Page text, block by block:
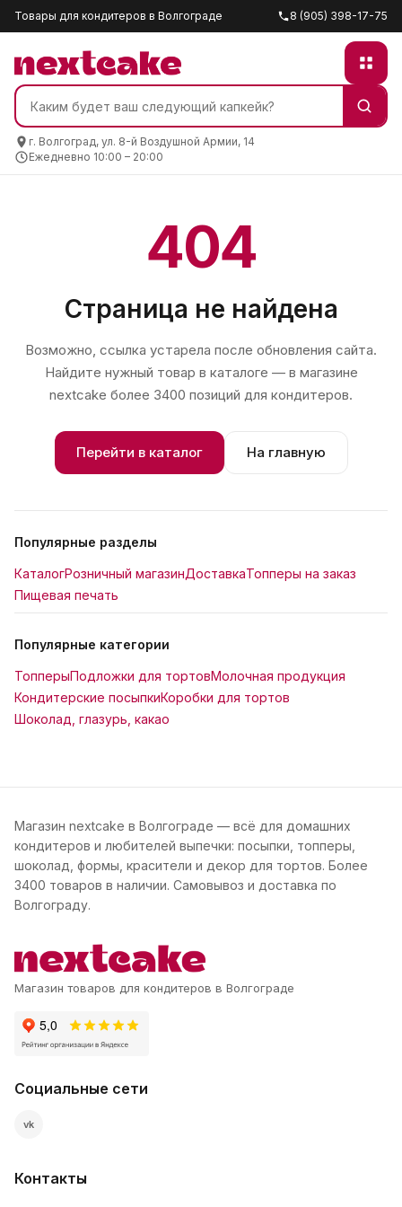
Товары для кондитеров в Волгограде 8 (905) 398-17-75
г. Волгоград, ул. 8-й Воздушной Армии, 14
Ежедневно 10:00 – 20:00
404
Страница не найдена
Возможно, ссылка устарела после обновления сайта.
Найдите нужный товар в каталоге — в магазине
nextcake более 3400 позиций для кондитеров.
Перейти в каталог На главную
Популярные разделы
КаталогРозничный магазинДоставкаТопперы на заказ
Пищевая печать
Популярные категории
ТопперыПодложки для тортовМолочная продукция
Кондитерские посыпкиКоробки для тортов
Шоколад, глазурь, какао
Магазин nextcake в Волгограде — всё для домашних
кондитеров и любителей выпечки: посыпки, топперы,
шоколад, формы, красители и декор для тортов. Более
3400 товаров в наличии. Самовывоз и доставка по
Волгограду.
Магазин товаров для кондитеров в Волгограде
Социальные сети
vk
Контакты